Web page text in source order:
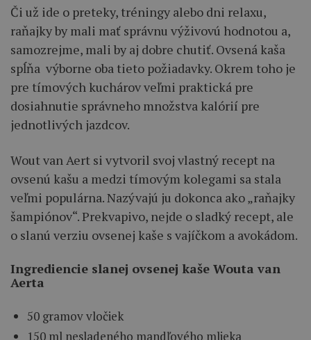
Či už ide o preteky, tréningy alebo dni relaxu,
raňajky by mali mať správnu výživovú hodnotou a,
samozrejme, mali by aj dobre chutiť. Ovsená kaša
spĺňa výborne oba tieto požiadavky. Okrem toho je
pre tímových kuchárov veľmi praktická pre
dosiahnutie správneho množstva kalórií pre
jednotlivých jazdcov.
Wout van Aert si vytvoril svoj vlastný recept na
ovsenú kašu a medzi tímovým kolegami sa stala
veľmi populárna. Nazývajú ju dokonca ako „raňajky
šampiónov“. Prekvapivo, nejde o sladký recept, ale
o slanú verziu ovsenej kaše s vajíčkom a avokádom.
Ingrediencie slanej ovsenej kaše Wouta van
Aerta
50 gramov vločiek
150 ml nesladeného mandľového mlieka